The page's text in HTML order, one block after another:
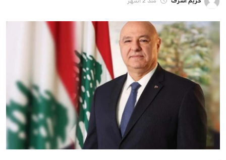
اقتصاد
اخبار الرياضة
منوعات
فن وثقافة
علوم وتكنولوجيا
المرأة والجمال